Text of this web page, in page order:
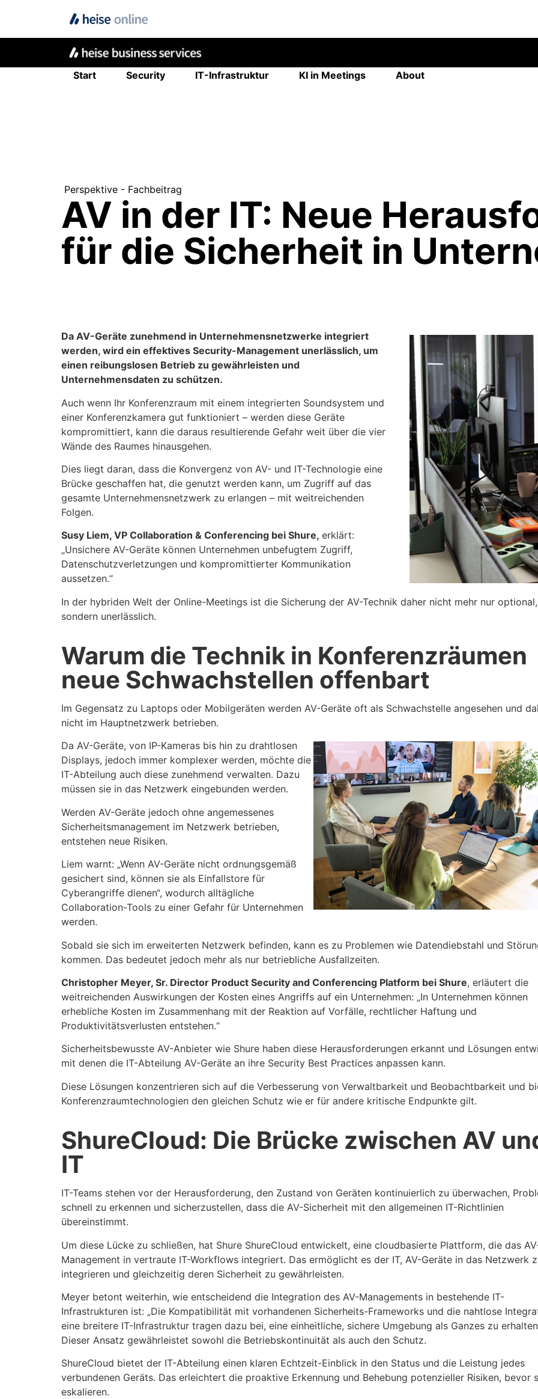
Start Security IT-Infrastruktur KI in Meetings About
Perspektive - Fachbeitrag
AV in der IT: Neue
für die Sicherheit in
Da AV-Geräte zunehmend in Unternehmensnetzwerke integriert
werden, wird ein effektives Security-Management unerlässlich, um
einen reibungslosen Betrieb zu gewährleisten und
Unternehmensdaten zu schützen.
Auch wenn Ihr Konferenzraum mit einem integrierten Soundsystem und
einer Konferenzkamera gut funktioniert – werden diese Geräte
kompromittiert, kann die daraus resultierende Gefahr weit über die vier
Wände des Raumes hinausgehen.
Dies liegt daran, dass die Konvergenz von AV- und IT-Technologie eine
Brücke geschaffen hat, die genutzt werden kann, um Zugriff auf das
gesamte Unternehmensnetzwerk zu erlangen – mit weitreichenden
Folgen.
Susy Liem, VP Collaboration & Conferencing bei Shure, erklärt:
„Unsichere AV-Geräte können Unternehmen unbefugtem Zugriff,
Datenschutzverletzungen und kompromittierter Kommunikation
aussetzen.“
In der hybriden Welt der Online-Meetings ist die Sicherung der AV-Technik daher nicht mehr nur optional,
sondern unerlässlich.
Warum die Technik in Konferenzräumen
neue Schwachstellen offenbart
Im Gegensatz zu Laptops oder Mobilgeräten werden AV-Geräte oft als Schwachstelle angesehen und
nicht im Hauptnetzwerk betrieben.
Da AV-Geräte, von IP-Kameras bis hin zu drahtlosen
Displays, jedoch immer komplexer werden, möchte die
IT-Abteilung auch diese zunehmend verwalten. Dazu
müssen sie in das Netzwerk eingebunden werden.
Werden AV-Geräte jedoch ohne angemessenes
Sicherheitsmanagement im Netzwerk betrieben,
entstehen neue Risiken.
Liem warnt: „Wenn AV-Geräte nicht ordnungsgemäß
gesichert sind, können sie als Einfallstore für
Cyberangriffe dienen“, wodurch alltägliche
Collaboration-Tools zu einer Gefahr für Unternehmen
werden.
Sobald sie sich im erweiterten Netzwerk befinden, kann es zu Problemen wie Datendiebstahl und
kommen. Das bedeutet jedoch mehr als nur betriebliche Ausfallzeiten.
Christopher Meyer, Sr. Director Product Security and Conferencing Platform bei Shure, erläutert die
weitreichenden Auswirkungen der Kosten eines Angriffs auf ein Unternehmen: „In Unternehmen können
erhebliche Kosten im Zusammenhang mit der Reaktion auf Vorfälle, rechtlicher Haftung und
Produktivitätsverlusten entstehen.“
Sicherheitsbewusste AV-Anbieter wie Shure haben diese Herausforderungen erkannt und Lösungen
mit denen die IT-Abteilung AV-Geräte an ihre Security Best Practices anpassen kann.
Diese Lösungen konzentrieren sich auf die Verbesserung von Verwaltbarkeit und Beobachtbarkeit und
Konferenzraumtechnologien den gleichen Schutz wie er für andere kritische Endpunkte gilt.
ShureCloud: Die Brücke zwischen AV
IT
IT-Teams stehen vor der Herausforderung, den Zustand von Geräten kontinuierlich zu überwachen,
schnell zu erkennen und sicherzustellen, dass die AV-Sicherheit mit den allgemeinen IT-Richtlinien
übereinstimmt.
Um diese Lücke zu schließen, hat Shure ShureCloud entwickelt, eine cloudbasierte Plattform, die das
Management in vertraute IT-Workflows integriert. Das ermöglicht es der IT, AV-Geräte in das Netzwerk
integrieren und gleichzeitig deren Sicherheit zu gewährleisten.
Meyer betont weiterhin, wie entscheidend die Integration des AV-Managements in bestehende IT-
Infrastrukturen ist: „Die Kompatibilität mit vorhandenen Sicherheits-Frameworks und die nahtlose
eine breitere IT-Infrastruktur tragen dazu bei, eine einheitliche, sichere Umgebung als Ganzes zu
Dieser Ansatz gewährleistet sowohl die Betriebskontinuität als auch den Schutz.
ShureCloud bietet der IT-Abteilung einen klaren Echtzeit-Einblick in den Status und die Leistung jedes
verbundenen Geräts. Das erleichtert die proaktive Erkennung und Behebung potenzieller Risiken, bevor
eskalieren.